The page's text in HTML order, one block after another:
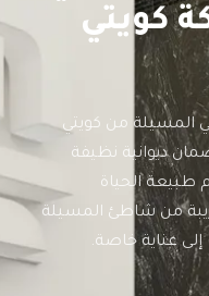
كويتي
من كويتي
ديوانية نظيفة
طبيعة الحياة
من شاطئ المسيلة
إلى عناية خاصة.